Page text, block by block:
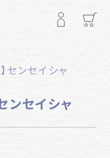
センセイシャ
ンセイシャ